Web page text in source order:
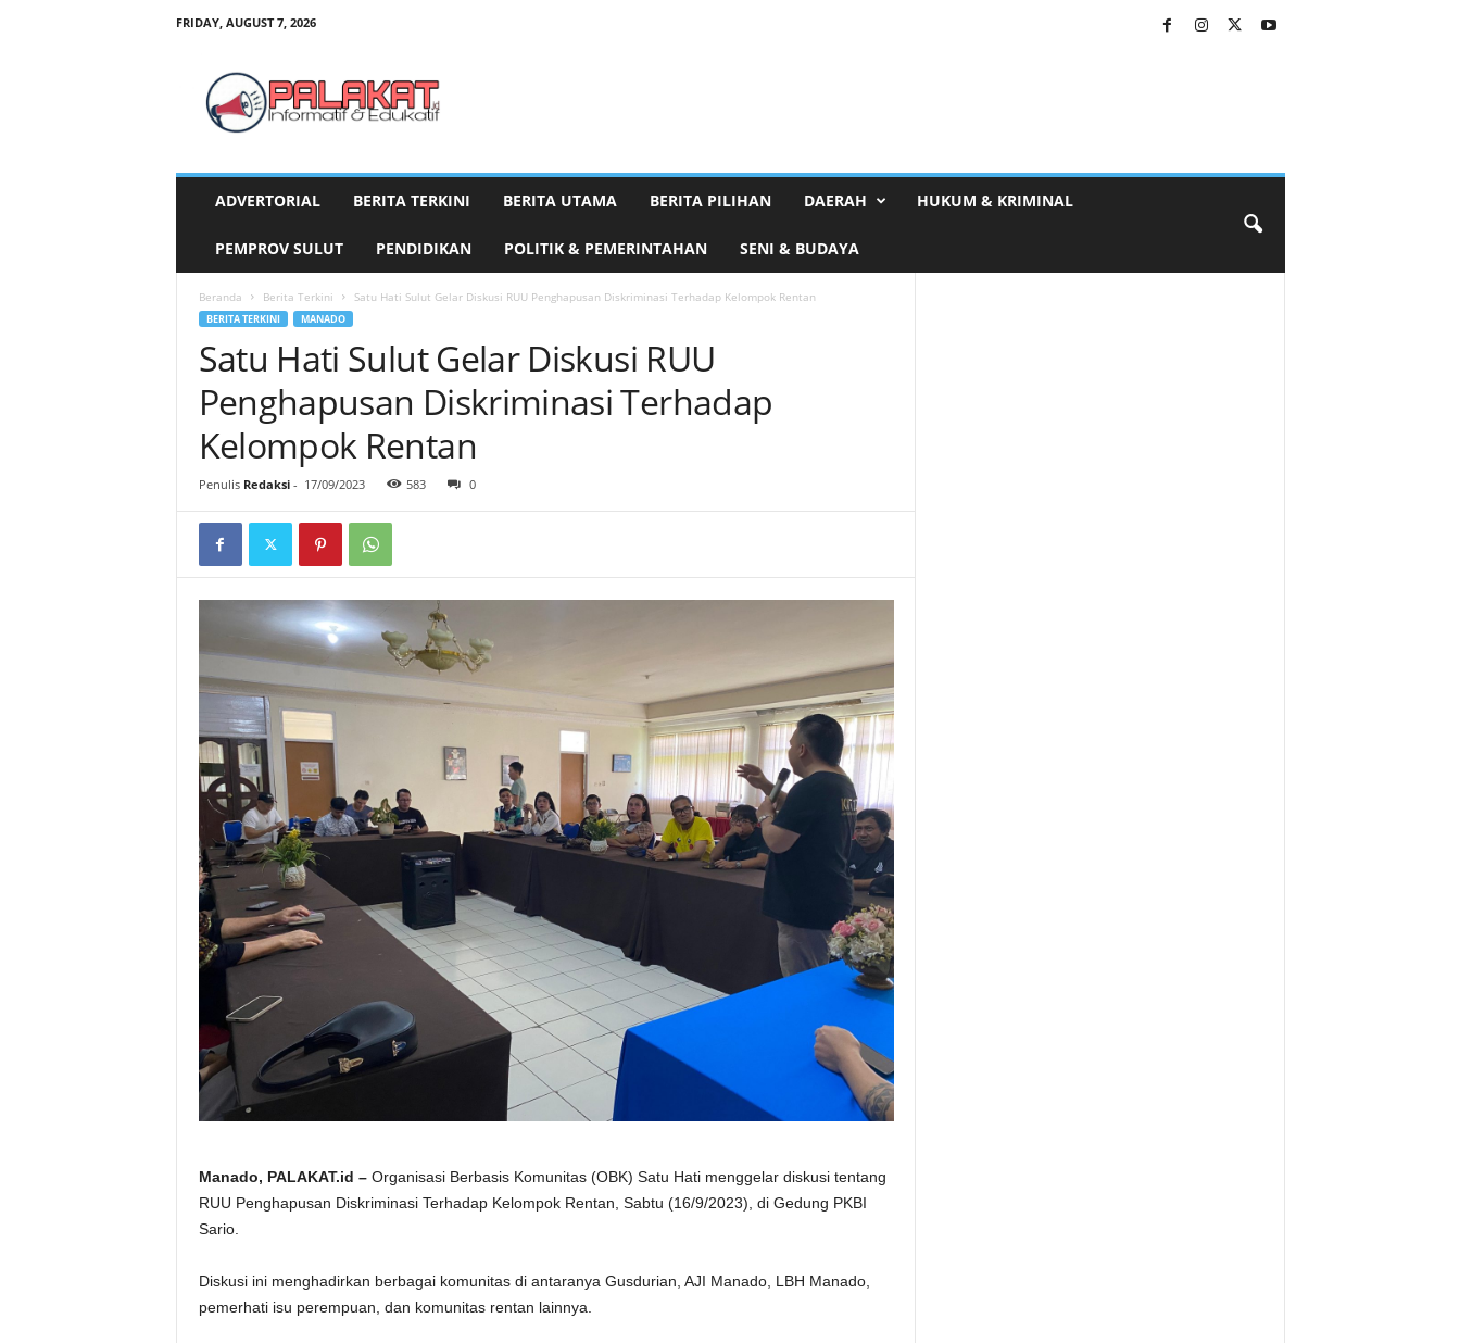
FRIDAY, AUGUST 7, 2026
ADVERTORIAL BERITA TERKINI BERITA UTAMA BERITA PILIHAN DAERAH HUKUM & KRIMINAL
PEMPROV SULUT PENDIDIKAN POLITIK & PEMERINTAHAN SENI & BUDAYA
Beranda Berita Terkini Satu Hati Sulut Gelar Diskusi RUU Penghapusan Diskriminasi Terhadap Kelompok Rentan
BERITA TERKINI MANADO
Satu Hati Sulut Gelar Diskusi RUU
Penghapusan Diskriminasi Terhadap
Kelompok Rentan
Penulis Redaksi- 17/09/2023 583 0
Manado, PALAKAT.id – Organisasi Berbasis Komunitas (OBK) Satu Hati menggelar diskusi tentang
RUU Penghapusan Diskriminasi Terhadap Kelompok Rentan, Sabtu (16/9/2023), di Gedung PKBI
Sario.
Diskusi ini menghadirkan berbagai komunitas di antaranya Gusdurian, AJI Manado, LBH Manado,
pemerhati isu perempuan, dan komunitas rentan lainnya.